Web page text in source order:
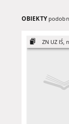
OBIEKTY
ZN UZ IŚ,